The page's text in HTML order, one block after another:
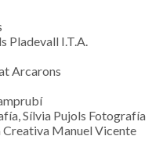
Pladevall I.T.A.
Arcarons
Sílvia Pujols Fotografía
Manuel Vicente